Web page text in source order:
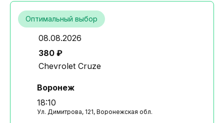
Оптимальный выбор
08.08.2026
380 ₽
Chevrolet Cruze
Воронеж
18:10
Ул. Димитрова, 121, Воронежская обл.